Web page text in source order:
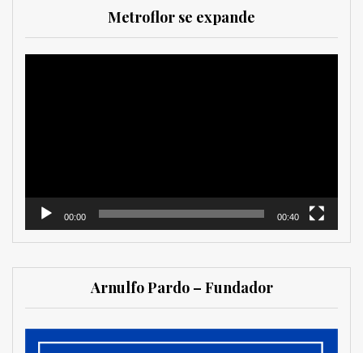
Metroflor se expande
00:00 00:40
Arnulfo Pardo – Fundador